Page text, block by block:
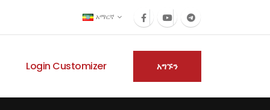
አማርኛ
Login Customizer አግኙን